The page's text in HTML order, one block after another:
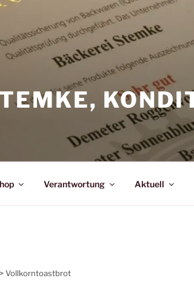
Verantwortung Aktuell
> Vollkorntoastbrot